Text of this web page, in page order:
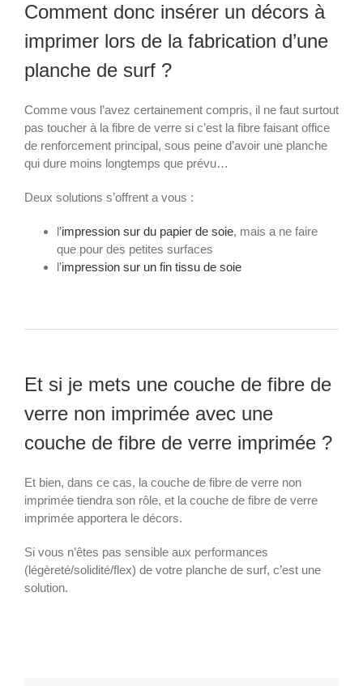
Comment donc insérer un décors à
imprimer lors de la fabrication d’une
planche de surf ?
Comme vous l’avez certainement compris, il ne faut surtout
pas toucher à la fibre de verre si c’est la fibre faisant office
de renforcement principal, sous peine d’avoir une planche
qui dure moins longtemps que prévu…
Deux solutions s’offrent a vous :
l’impression sur du papier de soie, mais a ne faire
que pour des petites surfaces
l’impression sur un fin tissu de soie
Et si je mets une couche de fibre de
verre non imprimée avec une
couche de fibre de verre imprimée ?
Et bien, dans ce cas, la couche de fibre de verre non
imprimée tiendra son rôle, et la couche de fibre de verre
imprimée apportera le décors.
Si vous n’êtes pas sensible aux performances
(légèreté/solidité/flex) de votre planche de surf, c’est une
solution.